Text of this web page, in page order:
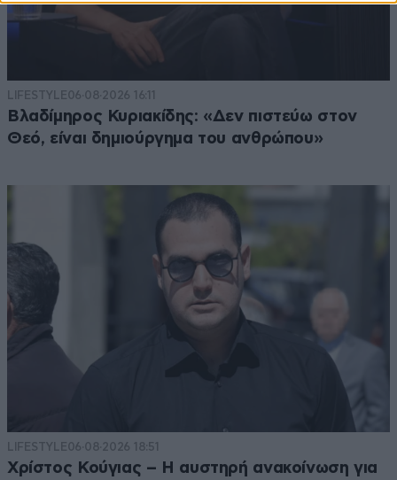
LIFESTYLE06·08·2026 16:11
Βλαδίμηρος Κυριακίδης: «Δεν πιστεύω στον
Θεό, είναι δημιούργημα του ανθρώπου»
LIFESTYLE06·08·2026 18:51
Χρίστος Κούγιας – Η αυστηρή ανακοίνωση για